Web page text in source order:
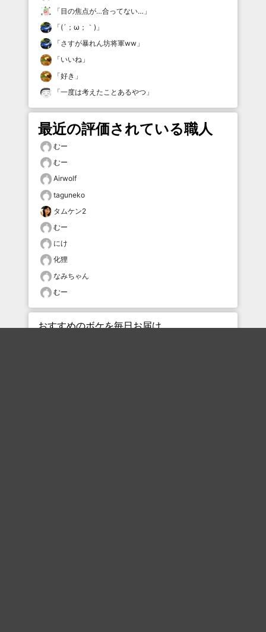
「目の焦点が…合ってない… 」
「(´；ω；｀) 」
「さすが暴れん坊将軍ww 」
「いいね 」
「好き 」
「一度は考えたことあるやつ 」
最近の評価されている職人
むー
むー
Airwolf
taguneko
タムケン2
むー
にけ
化狸
なみちゃん
むー
おすすめのボケを毎日お届け